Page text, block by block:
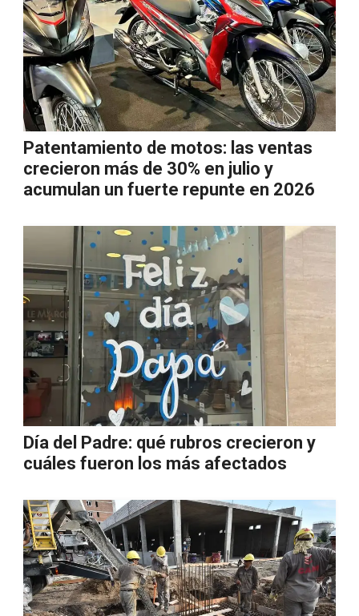
Patentamiento de motos: las ventas
crecieron más de 30% en julio y
acumulan un fuerte repunte en 2026
Día del Padre: qué rubros crecieron y
cuáles fueron los más afectados